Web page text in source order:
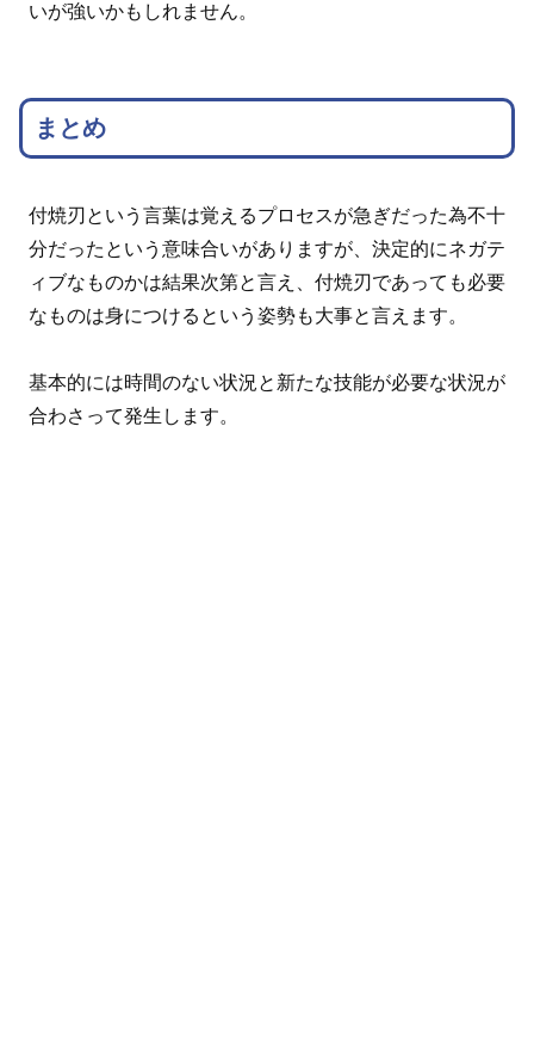
いが強いかもしれません。
まとめ
付焼刃という言葉は覚えるプロセスが急ぎだった為不十
分だったという意味合いがありますが、決定的にネガテ
ィブなものかは結果次第と言え、付焼刃であっても必要
なものは身につけるという姿勢も大事と言えます。
基本的には時間のない状況と新たな技能が必要な状況が
合わさって発生します。